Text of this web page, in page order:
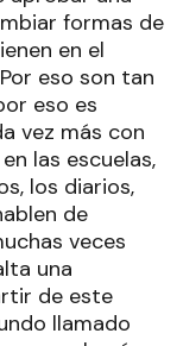
formas de
en el
eso son tan
eso es
vez más con
las escuelas,
los diarios,
de
veces
una
de este
llamado